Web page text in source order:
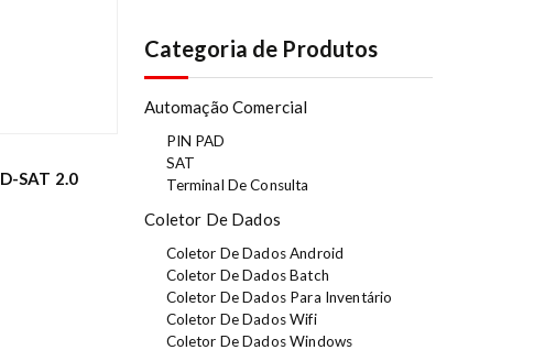
SAT 2.0
Categoria de Produtos
Automação Comercial
PIN PAD
SAT
Terminal De Consulta
Coletor De Dados
Coletor De Dados Android
Coletor De Dados Batch
Coletor De Dados Para Inventário
Coletor De Dados Wifi
Coletor De Dados Windows